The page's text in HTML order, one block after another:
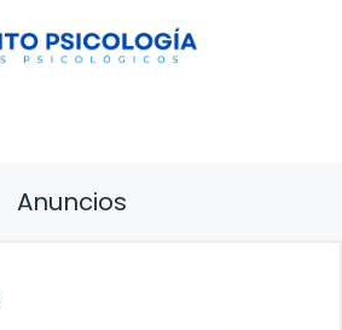
Anuncios